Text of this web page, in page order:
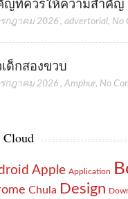
ญที่ควรให้ความสำคัญ
กฎาคม 2026 , advertorial, No
ด็กสองขวบ
กฎาคม 2026 , Amphur, No
Cloud
Apple Application
Chula Design